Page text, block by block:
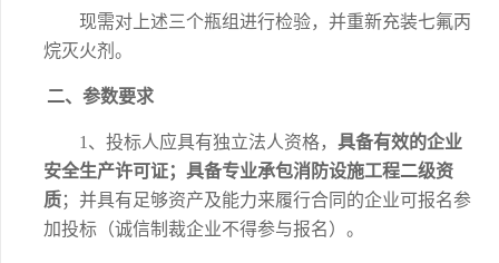
现需对上述三个瓶组进行检验，并重新充装七氟丙
烷灭火剂。
二、 参数要求
1、投标人应具有独立法人资格，具备有效的企业
安全生产许可证；具备专业承包消防设施工程二级资
质；并具有足够资产及能力来履行合同的企业可报名参
加投标（诚信制裁企业不得参与报名）。